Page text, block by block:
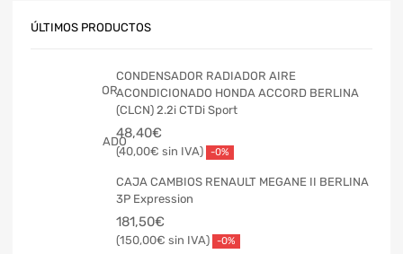
ÚLTIMOS PRODUCTOS
CONDENSADOR RADIADOR AIRE
ACONDICIONADO HONDA ACCORD BERLINA
(CLCN) 2.2i CTDi Sport
48,40€
40,00€ -0%
CAJA CAMBIOS RENAULT MEGANE II BERLINA
3P Expression
181,50€
150,00€ -0%